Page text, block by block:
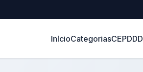
InícioCategoriasCEPDDD